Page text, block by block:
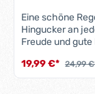
Eine schöne
Hingucker an
Freude und
Teile/
19,99 €* 24,99